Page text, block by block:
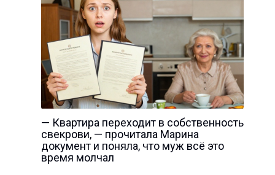
— Квартира переходит в собственность
свекрови, — прочитала Марина
документ и поняла, что муж всё это
время молчал